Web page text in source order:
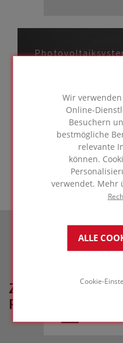
Wir
Online-
Besuchern
bestmögliche
relevante
können.
verwendet. Mehr
ALLE
Cookie-
ZUR
GEHEN
ZUGEHÖRIGE